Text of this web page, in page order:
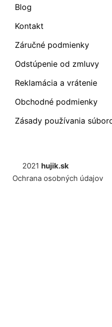
Blog
Kontakt
Záručné podmienky
Odstúpenie od zmluvy
Reklamácia a vrátenie
Obchodné podmienky
Zásady používania
2021 hujik.sk
Ochrana osobných údajov